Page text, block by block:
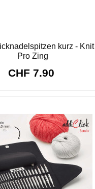
kurz - Knit
Pro Zing
CHF 7.90